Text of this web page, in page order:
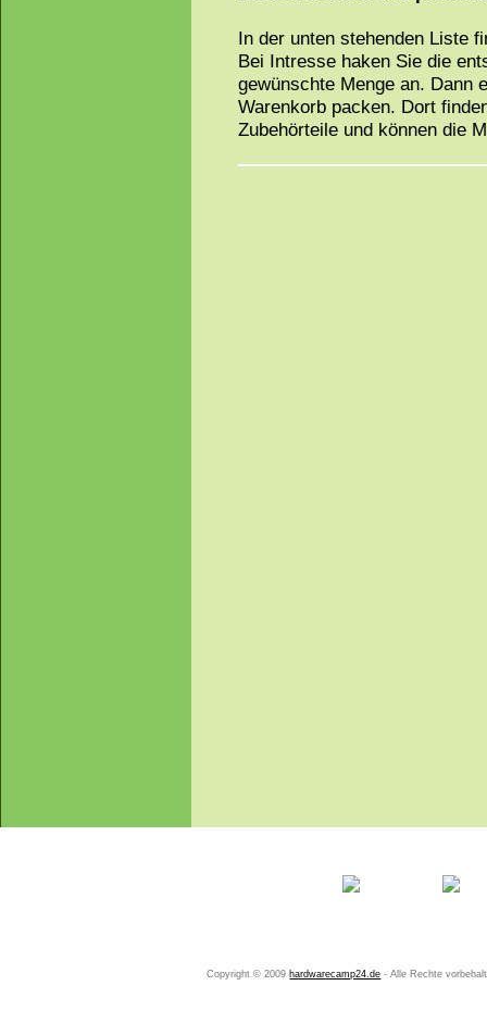
In der unten stehenden Liste
Bei Intresse haken Sie die
gewünschte Menge an. Dann
Warenkorb packen. Dort
Zubehörteile und können die
Copyright © 2009 hardwarecamp24.de - Alle Rechte